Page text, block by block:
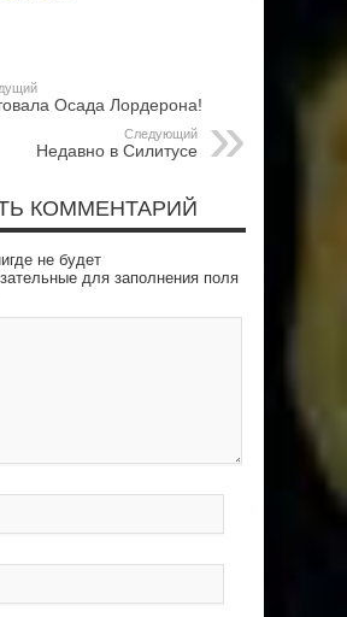
Осада Лордерона!
Следующий
Недавно в Силитусе
КОММЕНТАРИЙ
не будет
для заполнения поля